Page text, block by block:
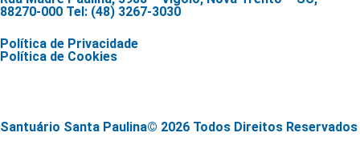
88270-000 Tel: (48) 3267-3030
Política de Privacidade
Política de Cookies
Santuário Santa Paulina© 2026 Todos Direitos Reservados